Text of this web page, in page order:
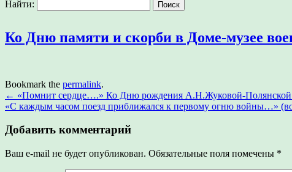
Найти:
Ко Дню памяти и скорби в Доме-музее
Bookmark the permalink.
← «Помнит сердце….» Ко Дню рождения А.Н.Жуковой-
«С каждым часом поезд приближался к первому огню войны…»
Добавить комментарий
Ваш e-mail не будет опубликован. Обязательные поля помечены *